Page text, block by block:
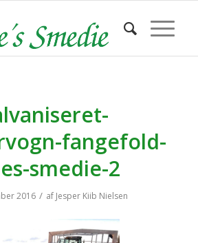
fangefold-
smedie-2
2016 / af Jesper Kiib Nielsen